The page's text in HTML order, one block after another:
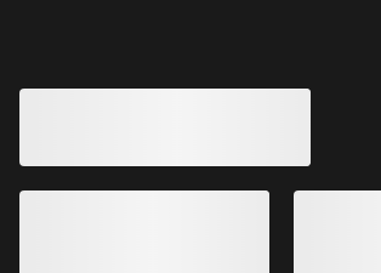
Zapatilla GORE-TEX de aproximación,
ágil y ligera